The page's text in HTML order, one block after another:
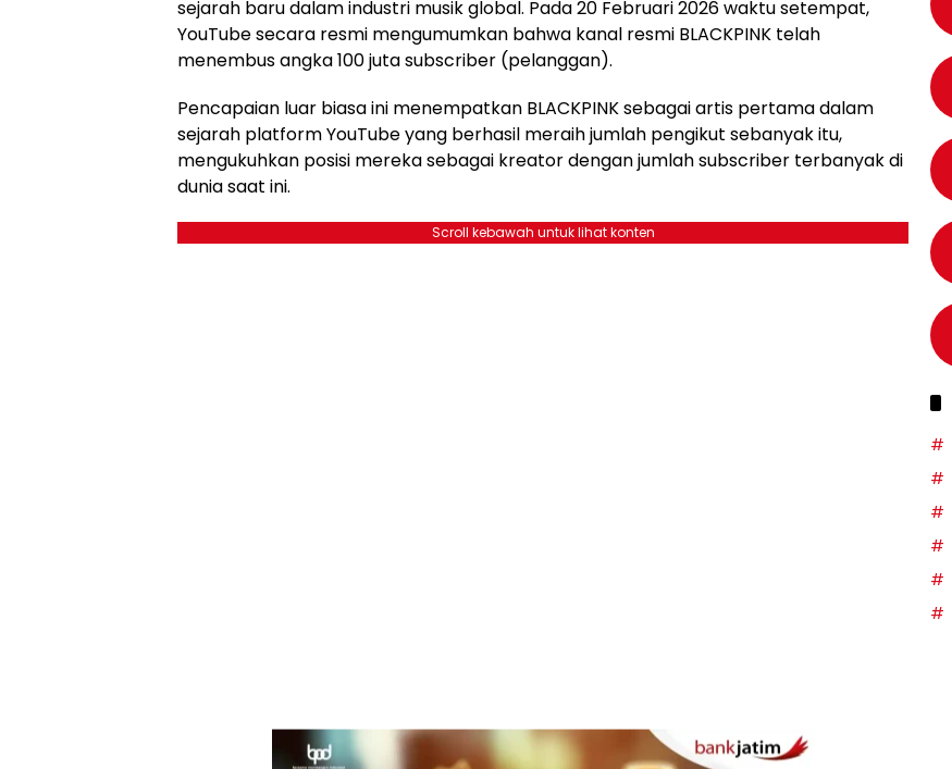
sejarah baru dalam industri musik global. Pada 20 Februari 2026 waktu setempat,
YouTube secara resmi mengumumkan bahwa kanal resmi BLACKPINK telah
menembus angka 100 juta subscriber (pelanggan).
Pencapaian luar biasa ini menempatkan BLACKPINK sebagai artis pertama dalam
sejarah platform YouTube yang berhasil meraih jumlah pengikut sebanyak itu,
mengukuhkan posisi mereka sebagai kreator dengan jumlah subscriber terbanyak di
dunia saat ini.
Scroll kebawah untuk lihat konten